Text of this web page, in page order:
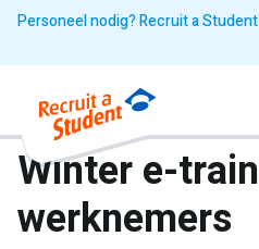
Personeel nodig? Recruit a
Winter e-
werknemers